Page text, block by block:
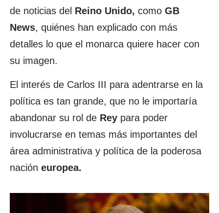
de noticias del Reino Unido, como GB
News, quiénes han explicado con más
detalles lo que el monarca quiere hacer con
su imagen.
El interés de Carlos III para adentrarse en la
política es tan grande, que no le importaría
abandonar su rol de Rey para poder
involucrarse en temas más importantes del
área administrativa y política de la poderosa
nación europea.